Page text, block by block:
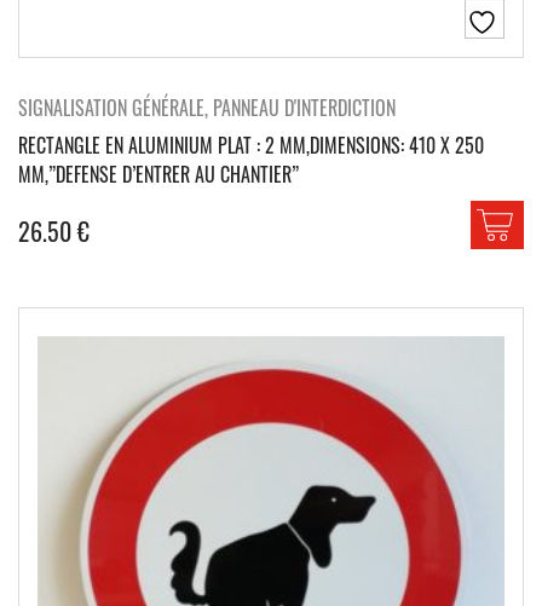
SIGNALISATION GÉNÉRALE, PANNEAU D'INTERDICTION
RECTANGLE EN ALUMINIUM PLAT : 2 MM,DIMENSIONS: 410 X 250
MM,”DEFENSE D’ENTRER AU CHANTIER”
26.50€